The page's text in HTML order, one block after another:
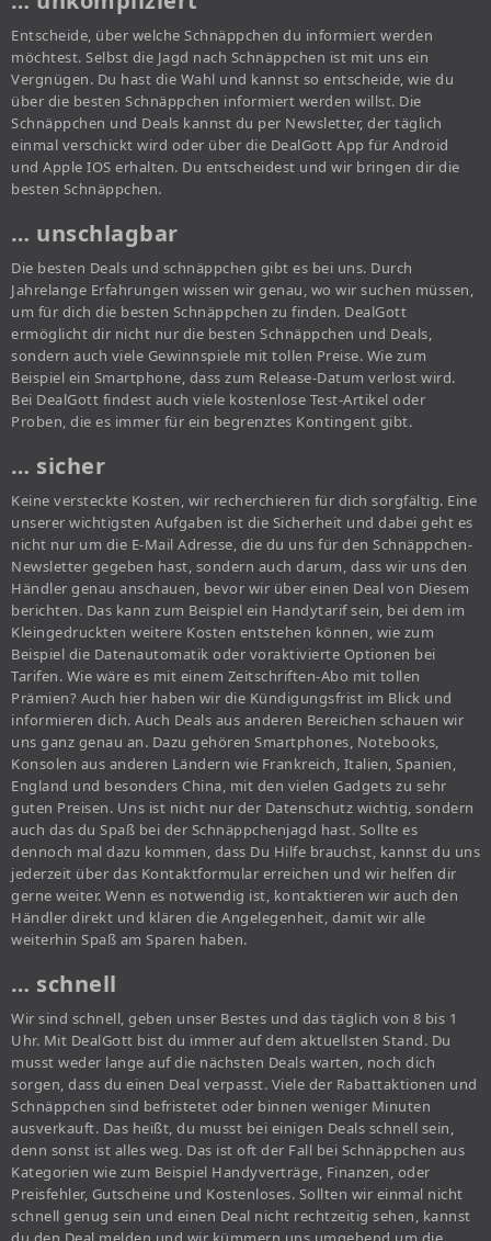
Entscheide, über welche Schnäppchen du informiert werden
möchtest. Selbst die Jagd nach Schnäppchen ist mit uns ein
Vergnügen. Du hast die Wahl und kannst so entscheide, wie du
über die besten Schnäppchen informiert werden willst. Die
Schnäppchen und Deals kannst du per Newsletter, der täglich
einmal verschickt wird oder über die DealGott App für Android
und Apple IOS erhalten. Du entscheidest und wir bringen dir die
besten Schnäppchen.
… unschlagbar
Die besten Deals und schnäppchen gibt es bei uns. Durch
Jahrelange Erfahrungen wissen wir genau, wo wir suchen müssen,
um für dich die besten Schnäppchen zu finden. DealGott
ermöglicht dir nicht nur die besten Schnäppchen und Deals,
sondern auch viele Gewinnspiele mit tollen Preise. Wie zum
Beispiel ein Smartphone, dass zum Release-Datum verlost wird.
Bei DealGott findest auch viele kostenlose Test-Artikel oder
Proben, die es immer für ein begrenztes Kontingent gibt.
… sicher
Keine versteckte Kosten, wir recherchieren für dich sorgfältig. Eine
unserer wichtigsten Aufgaben ist die Sicherheit und dabei geht es
nicht nur um die E-Mail Adresse, die du uns für den Schnäppchen-
Newsletter gegeben hast, sondern auch darum, dass wir uns den
Händler genau anschauen, bevor wir über einen Deal von Diesem
berichten. Das kann zum Beispiel ein Handytarif sein, bei dem im
Kleingedruckten weitere Kosten entstehen können, wie zum
Beispiel die Datenautomatik oder voraktivierte Optionen bei
Tarifen. Wie wäre es mit einem Zeitschriften-Abo mit tollen
Prämien? Auch hier haben wir die Kündigungsfrist im Blick und
informieren dich. Auch Deals aus anderen Bereichen schauen wir
uns ganz genau an. Dazu gehören Smartphones, Notebooks,
Konsolen aus anderen Ländern wie Frankreich, Italien, Spanien,
England und besonders China, mit den vielen Gadgets zu sehr
guten Preisen. Uns ist nicht nur der Datenschutz wichtig, sondern
auch das du Spaß bei der Schnäppchenjagd hast. Sollte es
dennoch mal dazu kommen, dass Du Hilfe brauchst, kannst du uns
jederzeit über das Kontaktformular erreichen und wir helfen dir
gerne weiter. Wenn es notwendig ist, kontaktieren wir auch den
Händler direkt und klären die Angelegenheit, damit wir alle
weiterhin Spaß am Sparen haben.
… schnell
Wir sind schnell, geben unser Bestes und das täglich von 8 bis 1
Uhr. Mit DealGott bist du immer auf dem aktuellsten Stand. Du
musst weder lange auf die nächsten Deals warten, noch dich
sorgen, dass du einen Deal verpasst. Viele der Rabattaktionen und
Schnäppchen sind befristetet oder binnen weniger Minuten
ausverkauft. Das heißt, du musst bei einigen Deals schnell sein,
denn sonst ist alles weg. Das ist oft der Fall bei Schnäppchen aus
Kategorien wie zum Beispiel Handyverträge, Finanzen, oder
Preisfehler, Gutscheine und Kostenloses. Sollten wir einmal nicht
schnell genug sein und einen Deal nicht rechtzeitig sehen, kannst